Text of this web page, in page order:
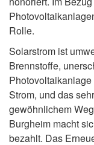
Rolle.
Solarstrom ist
Brennstoffe,
Strom, und das
gewöhnlichem
Burgheim macht
bezahlt. Das